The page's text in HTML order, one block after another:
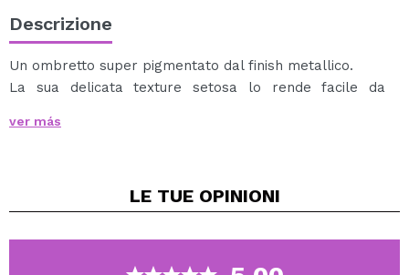
Descrizione
Un ombretto super pigmentato dal finish metallico.
La sua delicata texture setosa lo rende facile da
Otterrai un aspetto luminoso pieno di colore.
ver más
LE TUE OPINIONI